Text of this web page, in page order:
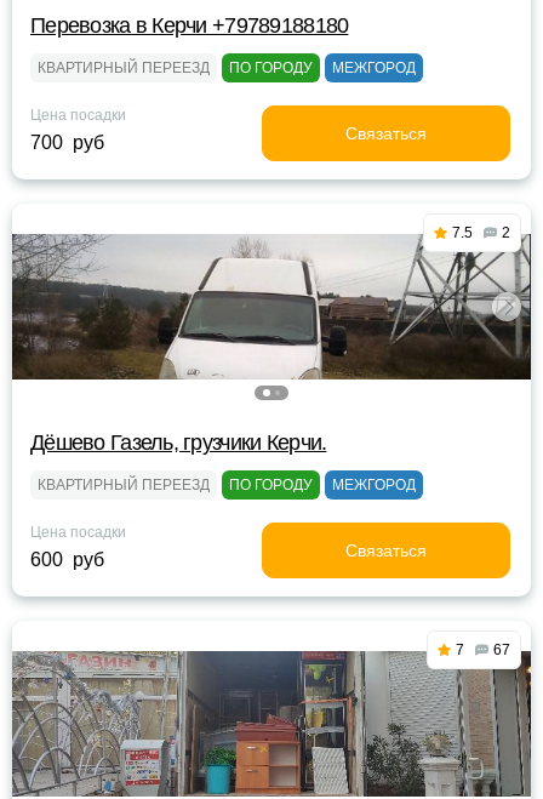
Перевозка в Керчи +79789188180
КВАРТИРНЫЙ ПЕРЕЕЗД ПО ГОРОДУ МЕЖГОРОД
Цена посадки
700 руб Связаться
7.5 2
Дёшево Газель, грузчики Керчи.
КВАРТИРНЫЙ ПЕРЕЕЗД ПО ГОРОДУ МЕЖГОРОД
Цена посадки
600 руб Связаться
7 67